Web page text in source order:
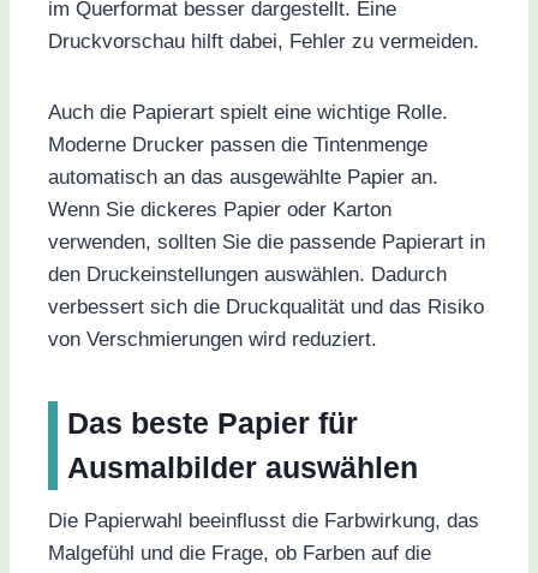
im Querformat besser dargestellt. Eine
Druckvorschau hilft dabei, Fehler zu vermeiden.
Auch die Papierart spielt eine wichtige Rolle.
Moderne Drucker passen die Tintenmenge
automatisch an das ausgewählte Papier an.
Wenn Sie dickeres Papier oder Karton
verwenden, sollten Sie die passende Papierart in
den Druckeinstellungen auswählen. Dadurch
verbessert sich die Druckqualität und das Risiko
von Verschmierungen wird reduziert.
Das beste Papier für
Ausmalbilder auswählen
Die Papierwahl beeinflusst die Farbwirkung, das
Malgefühl und die Frage, ob Farben auf die